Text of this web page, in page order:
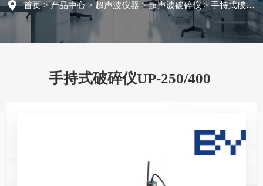
首页>产品中心 > 超声波仪器 >超声波破碎仪> 手持式破碎仪UP-250/400
手持式破碎仪UP-250/400